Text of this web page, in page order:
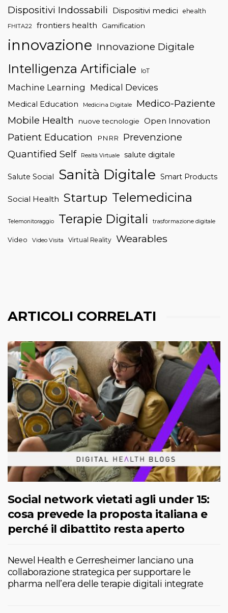
Dispositivi Indossabili Dispositivi medici ehealth
FHITA22 frontiers health Gamification
innovazione Innovazione Digitale
Intelligenza Artificiale IoT
Machine Learning Medical Devices
Medical Education Medicina Digitale
Medico-Paziente
Mobile Health
nuove tecnologie Open Innovation
Patient Education PNRR
Prevenzione
Quantified Self
Realtà Virtuale salute digitale
Salute Social Sanità Digitale Smart Products
Social Health Startup Telemedicina
Telemonitoraggio Terapie Digitali trasformazione digitale
Video Video Visita Virtual Reality Wearables
ARTICOLI CORRELATI
Social network vietati agli under 15:
cosa prevede la proposta italiana e
perché il dibattito resta aperto
Newel Health e Gerresheimer lanciano una
collaborazione strategica per supportare le
pharma nell’era delle terapie digitali integrate